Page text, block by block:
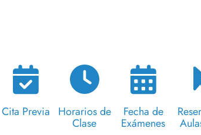
Cita Previa Horarios de
Clase
Fecha de
Exámenes